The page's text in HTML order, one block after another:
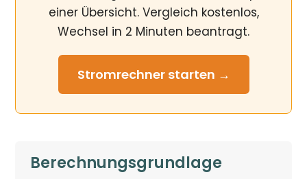
einer Übersicht. Vergleich kostenlos,
Wechsel in 2 Minuten beantragt.
Stromrechnerstarten →
Berechnungsgrundlage